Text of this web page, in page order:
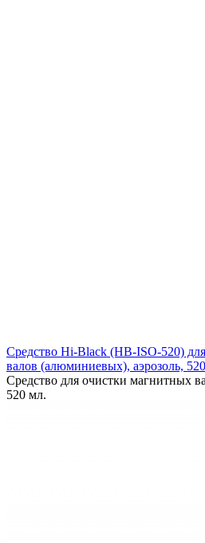
Средство Hi-Black (HB-ISO-520)
валов (алюминиевых), аэрозоль,
Средство для очистки магнитных
520 мл.